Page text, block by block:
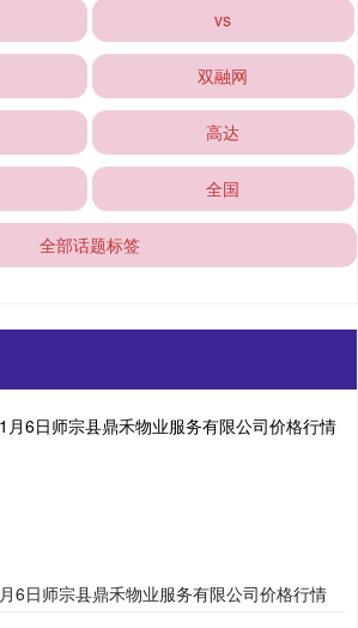
vs
双融网
高达
全国
全部话题标签
6日师宗县鼎禾物业服务有限公司价格行情